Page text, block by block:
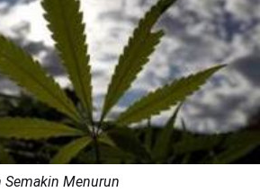
Semakin Menurun